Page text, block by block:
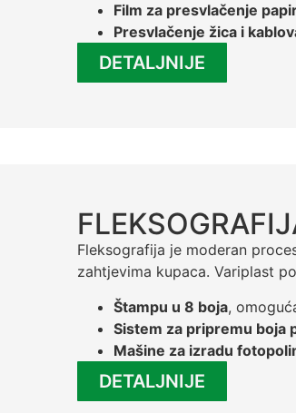
Film za presvlačenje
Presvlačenje žica i
DETALJNIJE
Fleksografija je moderan
zahtjevima kupaca. Variplast
Štampu u 8 boja,
Sistem za pripremu boja
Mašine za izradu
DETALJNIJE